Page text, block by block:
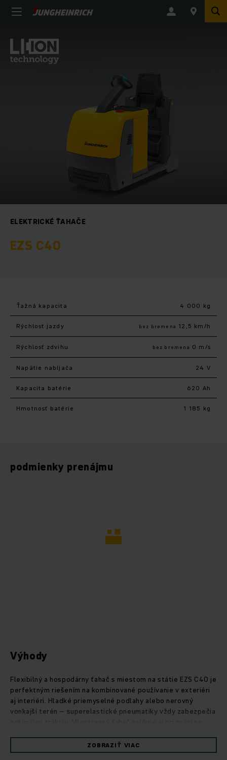
ELEKTRICKÉ ŤAHAČE
EZS C40
Ťažná kapacita 4 000 kg
Rýchlosť jazdy bez bremena 12,5 km/h
Rýchlosť zdvihu bez bremena 0 m/s
Napätie nabíjača 24 V
Kapacita batérie 620 Ah
Hmotnosť batérie 1 185 kg
podmienky prenájmu
Výhody
Flexibilný a hospodárny ťahač s miestom na státie EZS C40 je
perfektným riešením na kombinované používanie v exteriéri
aj interiéri. Hladké priemyselné podlahy alebo nerovný
vonkajší terén – superelastické pneumatiky vždy zabezpečia
špeciálnymi taxi prívesmi.Dobre viditeľná a ľahko prístupná
spojka umožňuje efektívnu a šetrnú prácu. Koncentrovaný
ZOBRAZIŤ VIAC